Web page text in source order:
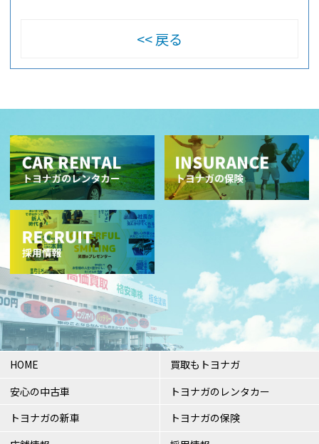
戻る
HOME
安心の中古車
トヨナガの新車
買取もトヨナガ
トヨナガのレンタカー
トヨナガの保険